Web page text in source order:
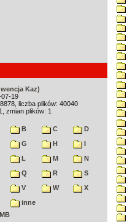
Kaz)
07-19
liczba plików: 40040
zmian plików: 1
B C
D
G H
I
L M
N
Q R
S
V W
X
inne